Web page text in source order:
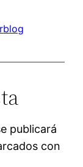
blog
publicará
con